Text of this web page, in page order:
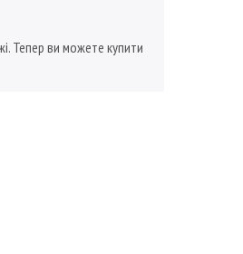
Тепер ви можете купити